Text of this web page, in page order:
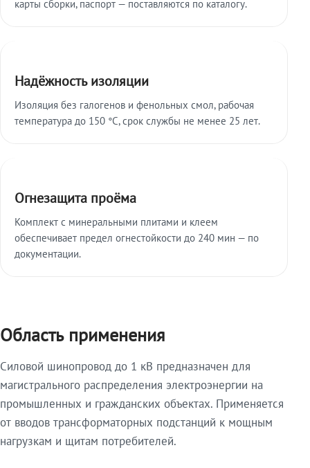
карты сборки, паспорт — поставляются по каталогу.
Надёжность изоляции
Изоляция без галогенов и фенольных смол, рабочая
температура до 150 °C, срок службы не менее 25 лет.
Огнезащита проёма
Комплект с минеральными плитами и клеем
обеспечивает предел огнестойкости до 240 мин — по
документации.
Область применения
Силовой шинопровод до 1 кВ предназначен для
магистрального распределения электроэнергии на
промышленных и гражданских объектах. Применяется
от вводов трансформаторных подстанций к мощным
нагрузкам и щитам потребителей.